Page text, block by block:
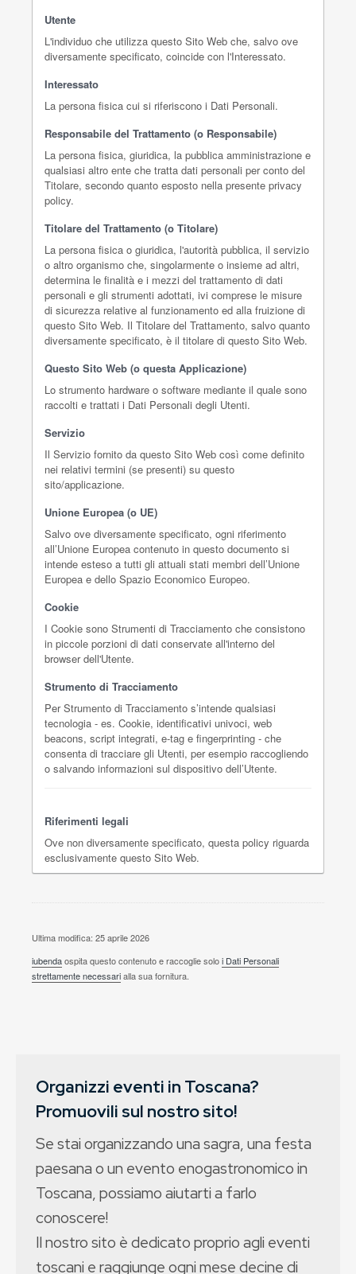
Utente
L'individuo che utilizza questo Sito Web che, salvo ove
diversamente specificato, coincide con l'Interessato.
Interessato
La persona fisica cui si riferiscono i Dati Personali.
Responsabile del Trattamento (o Responsabile)
La persona fisica, giuridica, la pubblica amministrazione e
qualsiasi altro ente che tratta dati personali per conto del
Titolare, secondo quanto esposto nella presente privacy
policy.
Titolare del Trattamento (o Titolare)
La persona fisica o giuridica, l'autorità pubblica, il servizio
o altro organismo che, singolarmente o insieme ad altri,
determina le finalità e i mezzi del trattamento di dati
personali e gli strumenti adottati, ivi comprese le misure
di sicurezza relative al funzionamento ed alla fruizione di
questo Sito Web. Il Titolare del Trattamento, salvo quanto
diversamente specificato, è il titolare di questo Sito Web.
Questo Sito Web (o questa Applicazione)
Lo strumento hardware o software mediante il quale sono
raccolti e trattati i Dati Personali degli Utenti.
Servizio
Il Servizio fornito da questo Sito Web così come definito
nei relativi termini (se presenti) su questo
sito/applicazione.
Unione Europea (o UE)
Salvo ove diversamente specificato, ogni riferimento
all’Unione Europea contenuto in questo documento si
intende esteso a tutti gli attuali stati membri dell’Unione
Europea e dello Spazio Economico Europeo.
Cookie
I Cookie sono Strumenti di Tracciamento che consistono
in piccole porzioni di dati conservate all'interno del
browser dell'Utente.
Strumento di Tracciamento
Per Strumento di Tracciamento s’intende qualsiasi
tecnologia - es. Cookie, identificativi univoci, web
beacons, script integrati, e-tag e fingerprinting - che
consenta di tracciare gli Utenti, per esempio raccogliendo
o salvando informazioni sul dispositivo dell’Utente.
Riferimenti legali
Ove non diversamente specificato, questa policy riguarda
esclusivamente questo Sito Web.
Ultima modifica: 25 aprile 2026
iubendaospita questo contenuto e raccoglie soloi Dati Personali
strettamente necessarialla sua fornitura.
Organizzi eventi in Toscana?
Promuovili sul nostro sito!
Se stai organizzando una sagra, una festa
paesana o un evento enogastronomico in
Toscana, possiamo aiutarti a farlo
conoscere!
Il nostro sito è dedicato proprio agli eventi
toscani e raggiunge ogni mese decine di